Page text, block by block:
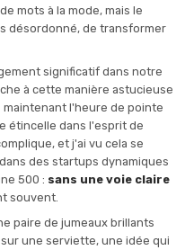
mots à la mode, mais le
désordonné, de transformer
significatif dans notre
à cette manière astucieuse
l'heure de pointe
étincelle dans l'esprit de
et j'ai vu cela se
des startups dynamiques
500 : sans une voie claire
souvent.
paire de jumeaux brillants
une serviette, une idée qui